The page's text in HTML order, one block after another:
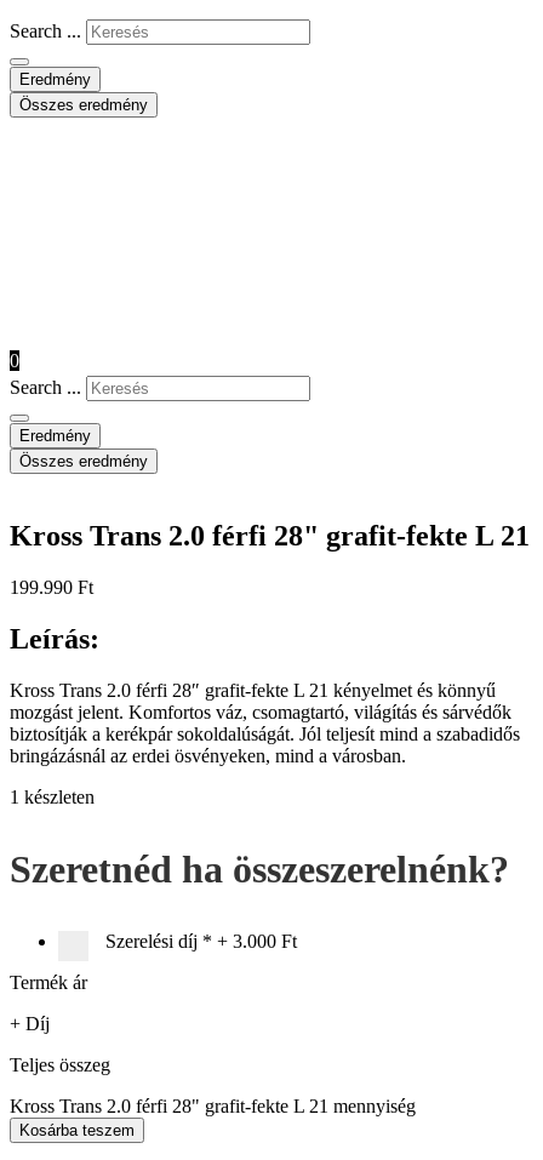
Search ...
Eredmény
Összes eredmény
0
Search ...
Eredmény
Összes eredmény
Kross Trans 2.0 férfi 28" grafit-fekte L 21
199.990 Ft
Leírás:
Kross Trans 2.0 férfi 28″ grafit-fekte L 21 kényelmet és könnyű
mozgást jelent. Komfortos váz, csomagtartó, világítás és sárvédők
biztosítják a kerékpár sokoldalúságát. Jól teljesít mind a szabadidős
bringázásnál az erdei ösvényeken, mind a városban.
1 készleten
Szeretnéd ha összeszerelnénk?
Szerelési díj * + 3.000 Ft
Termék ár
+ Díj
Teljes összeg
Kross Trans 2.0 férfi 28" grafit-fekte L 21 mennyiség
Kosárba teszem